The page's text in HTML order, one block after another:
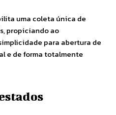
uma coleta única de
propiciando ao
para abertura de
e de forma totalmente